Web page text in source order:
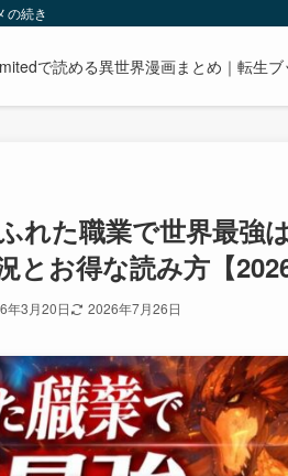
の続き
で読める異世界漫画まとめ｜転生
れた職業で世界最強
とお得な読み方【
年3月20日 2026年7月26日